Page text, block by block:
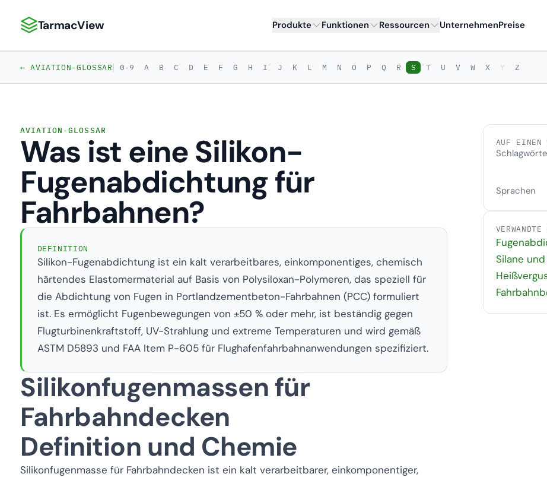
TarmacView: Präzisionsluftfahrtanalytik
TarmacView Produkte Funktionen Ressourcen UnternehmenPreise
← AVIATION-GLOSSAR| 0-9 A B C D E F G H I J K L M N O P Q R S T U V W X Y Z
AVIATION-GLOSSAR
Was ist eine Silikon-
Fugenabdichtung für
Fahrbahnen?
DEFINITION
Silikon-Fugenabdichtung ist ein kalt verarbeitbares, einkomponentiges, chemisch
härtendes Elastomermaterial auf Basis von Polysiloxan-Polymeren, das speziell für
die Abdichtung von Fugen in Portlandzementbeton-Fahrbahnen (PCC) formuliert
ist. Es ermöglicht Fugenbewegungen von ±50 % oder mehr, ist beständig gegen
Flugturbinenkraftstoff, UV-Strahlung und extreme Temperaturen und wird gemäß
ASTM D5893 und FAA Item P-605 für Flughafenfahrbahnanwendungen spezifiziert.
Silikonfugenmassen für
Fahrbahndecken
Definition und Chemie
Silikonfugenmasse für Fahrbahndecken ist ein kalt verarbeitbarer, einkomponentiger,
AUF EINEN
Sprachen
Silane